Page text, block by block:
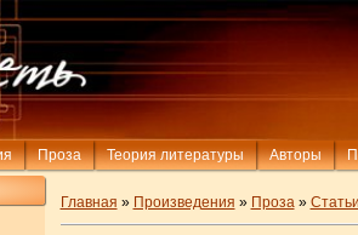
Проза Теория литературы Авторы
Главная » Произведения » Проза » Статьи